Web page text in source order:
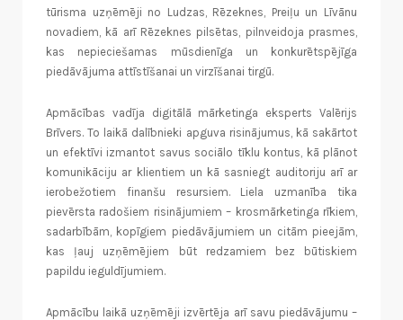
tūrisma uzņēmēji no Ludzas, Rēzeknes, Preiļu un Līvānu
novadiem, kā arī Rēzeknes pilsētas, pilnveidoja prasmes,
kas nepieciešamas mūsdienīga un konkurētspējīga
piedāvājuma attīstīšanai un virzīšanai tirgū.
Apmācības vadīja digitālā mārketinga eksperts Valērijs
Brīvers. To laikā dalībnieki apguva risinājumus, kā sakārtot
un efektīvi izmantot savus sociālo tīklu kontus, kā plānot
komunikāciju ar klientiem un kā sasniegt auditoriju arī ar
ierobežotiem finanšu resursiem. Liela uzmanība tika
pievērsta radošiem risinājumiem – krosmārketinga rīkiem,
sadarbībām, kopīgiem piedāvājumiem un citām pieejām,
kas ļauj uzņēmējiem būt redzamiem bez būtiskiem
papildu ieguldījumiem.
Apmācību laikā uzņēmēji izvērtēja arī savu piedāvājumu –